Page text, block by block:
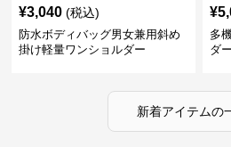
¥3,040 (税込)
防水ボディバッグ男女兼用斜め
掛け軽量ワンショルダー
¥
多
ダ
新着アイテムの